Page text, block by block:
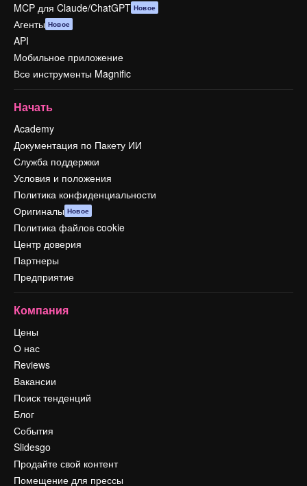
MCP для Claude/ChatGPT Новое
Агенты Новое
API
Мобильное приложение
Все инструменты Magnific
Начать
Academy
Документация по Пакету ИИ
Служба поддержки
Условия и положения
Политика конфиденциальности
Оригиналы Новое
Политика файлов cookie
Центр доверия
Партнеры
Предприятие
Компания
Цены
О нас
Reviews
Вакансии
Поиск тенденций
Блог
События
Slidesgo
Продайте свой контент
Помещение для прессы